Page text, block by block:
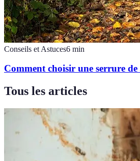
Conseils et Astuces6 min
Comment choisir une serrure
Tous les articles